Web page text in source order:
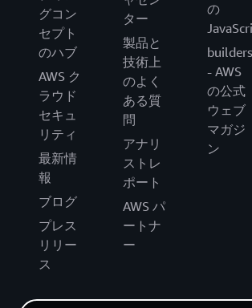
グコン
セプト
のハブ
AWS ク
ラウド
セキュ
リティ
最新情
報
ブログ
プレス
リリー
ス
ター
製品と
技術上
のよく
ある質
問
アナリ
ストレ
ポート
AWS パ
ートナ
ー
の
- AWS
の公式
ウェブ
マガジ
ン